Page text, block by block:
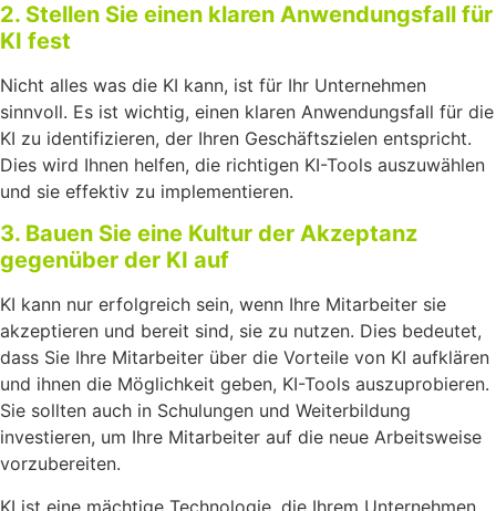
2. Stellen Sie einen klaren Anwendungsfall für
KI fest
Nicht alles was die KI kann, ist für Ihr Unternehmen
sinnvoll. Es ist wichtig, einen klaren Anwendungsfall für die
KI zu identifizieren, der Ihren Geschäftszielen entspricht.
Dies wird Ihnen helfen, die richtigen KI-Tools auszuwählen
und sie effektiv zu implementieren.
3. Bauen Sie eine Kultur der Akzeptanz
gegenüber der KI auf
KI kann nur erfolgreich sein, wenn Ihre Mitarbeiter sie
akzeptieren und bereit sind, sie zu nutzen. Dies bedeutet,
dass Sie Ihre Mitarbeiter über die Vorteile von KI aufklären
und ihnen die Möglichkeit geben, KI-Tools auszuprobieren.
Sie sollten auch in Schulungen und Weiterbildung
investieren, um Ihre Mitarbeiter auf die neue Arbeitsweise
vorzubereiten.
KI ist eine mächtige Technologie, die Ihrem Unternehmen